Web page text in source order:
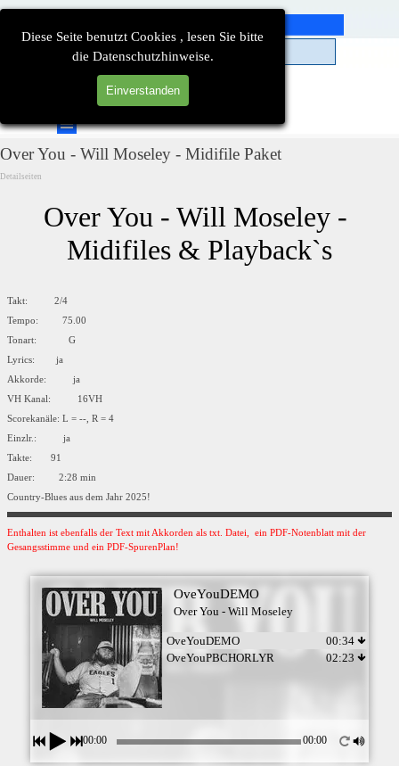
Diese Seite benutzt Cookies , lesen Sie bitte
die Datenschutzhinweise.
Einverstanden
Direkt zum Seiteninhalt
Menü überspringen
Over You - Will Moseley - Midifile Paket
Detailseiten
Over You - Will Moseley -
Midifiles & Playback`s
Takt: 2/4
Tempo: 75.00
Tonart: G
Lyrics: ja
Akkorde: ja
VH Kanal: 16VH
Scorekanäle: L = --, R = 4
Einzlr.: ja
Takte: 91
Dauer: 2:28 min
Country-Blues aus dem Jahr 2025!
Enthalten ist ebenfalls der Text mit Akkorden als txt. Datei, ein PDF-Notenblatt mit der
Gesangsstimme und ein PDF-SpurenPlan!
OveYouDEMO
Over You - Will Moseley
OveYouDEMO
00:34
OveYouPBCHORLYR
02:23
00:00 00:00